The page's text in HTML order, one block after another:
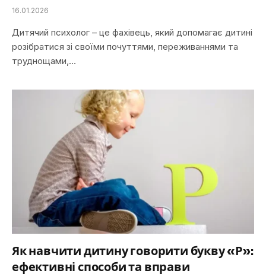
16.01.2026
Дитячий психолог – це фахівець, який допомагає дитині
розібратися зі своїми почуттями, переживаннями та
труднощами,…
Як навчити дитину говорити букву «Р»:
ефективні способи та вправи